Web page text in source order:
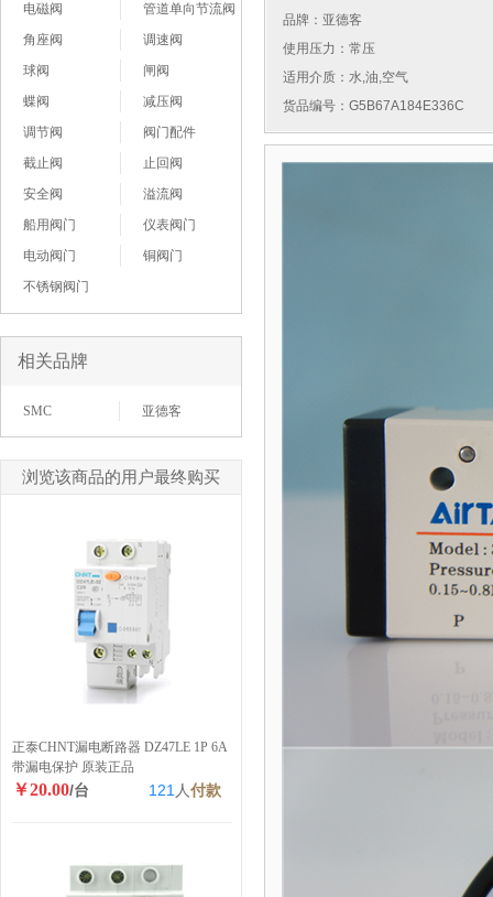
电磁阀
管道单向节流阀
角座阀
调速阀
球阀
闸阀
蝶阀
减压阀
调节阀
阀门配件
截止阀
止回阀
安全阀
溢流阀
船用阀门
仪表阀门
电动阀门
铜阀门
不锈钢阀门
相关品牌
SMC 亚德客
浏览该商品的用户最终购买
正泰CHNT漏电断路器 DZ47LE 1P 6A
带漏电保护 原装正品
￥20.00/台 121 人付款
品牌： 亚德客
使用压力：常压
适用介质：水,油,空气
货品编号：G5B67A184E336C